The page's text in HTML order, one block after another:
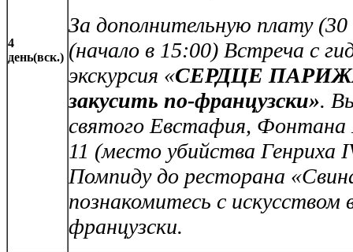
4
день(вск.)
За дополнительную плату (30
(начало в 15:00) Встреча с
экскурсия «СЕРДЦЕ ПАРИЖА
закусить по-французски».
святого Евстафия, Фонтана
11 (место убийства
Помпиду до ресторана
познакомитесь с
французски.